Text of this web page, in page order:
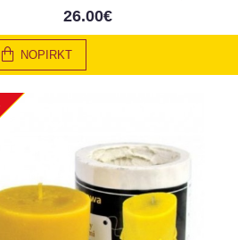
26.00€
NOPIRKT